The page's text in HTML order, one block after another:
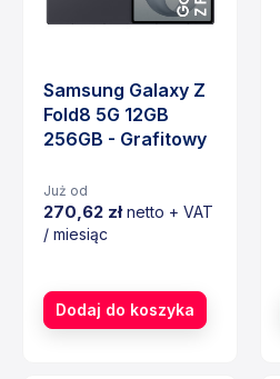
Samsung Galaxy Z
Fold8 5G 12GB
256GB - Grafitowy
Już od
270,62 złnetto + VAT
/ miesiąc
Dodaj do koszyka